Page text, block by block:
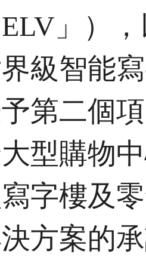
」）
級智能
第二個
型購物
字樓及
方案的